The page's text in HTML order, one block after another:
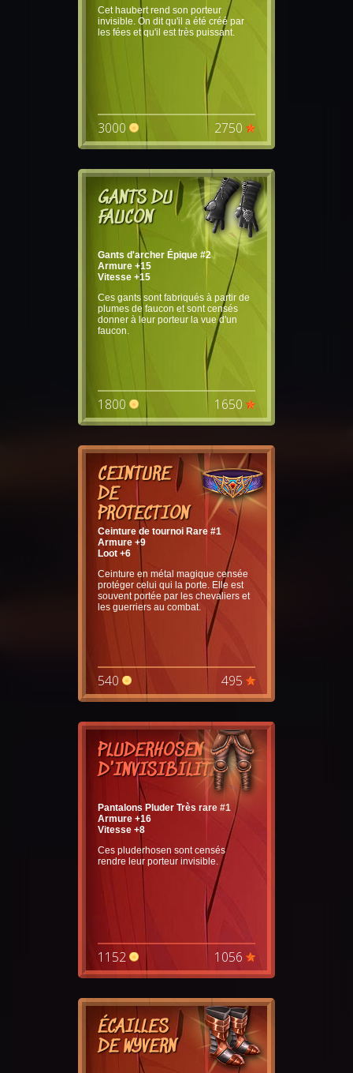
Cet haubert rend son porteur
invisible. On dit qu'il a été créé par
les fées et qu'il est très puissant.
3000 2750
GANTS DU
FAUCON
Gants d'archer Épique #2
Armure +15
Vitesse +15
Ces gants sont fabriqués à partir de
plumes de faucon et sont censés
donner à leur porteur la vue d'un
faucon.
1800 1650
CEINTURE
DE
PROTECTION
Ceinture de tournoi Rare #1
Armure +9
Loot +6
Ceinture en métal magique censée
protéger celui qui la porte. Elle est
souvent portée par les chevaliers et
les guerriers au combat.
540 495
PLUDERHOSEN
D'INVISIBILITÉ
Pantalons Pluder Très rare #1
Armure +16
Vitesse +8
Ces pluderhosen sont censés
rendre leur porteur invisible.
1152 1056
ÉCAILLES
DE WYVERN